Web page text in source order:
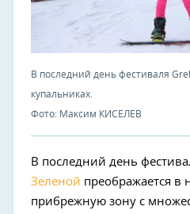
В последний день фестиваля
купальниках.
Фото: Максим КИСЕЛЕВ
В последний день
Зеленой преображается в
прибрежную зону с